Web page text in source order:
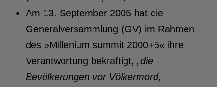
Am 13. September 2005 hat die
Generalversammlung (GV) im Rahmen
des »Millenium summit 2000+5« ihre
Verantwortung bekräftigt, „die
Bevölkerungen vor Völkermord,